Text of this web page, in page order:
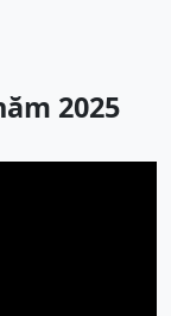
2025